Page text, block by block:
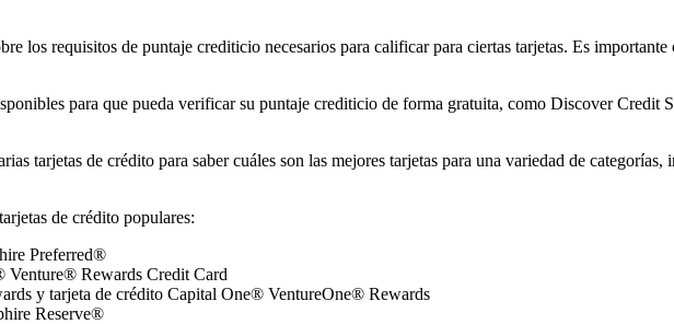
los requisitos de puntaje crediticio necesarios para calificar para ciertas tarjetas. Es
para que pueda verificar su puntaje crediticio de forma gratuita, como Discover Credit
tarjetas de crédito para saber cuáles son las mejores tarjetas para una variedad de
de crédito populares:
Preferred®
Rewards Credit Card
y tarjeta de crédito Capital One® VentureOne® Rewards
Reserve®